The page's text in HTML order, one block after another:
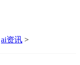
ai资讯 >